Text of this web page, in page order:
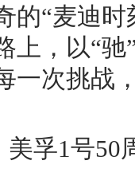
的“麦迪
上，以“
一次挑战